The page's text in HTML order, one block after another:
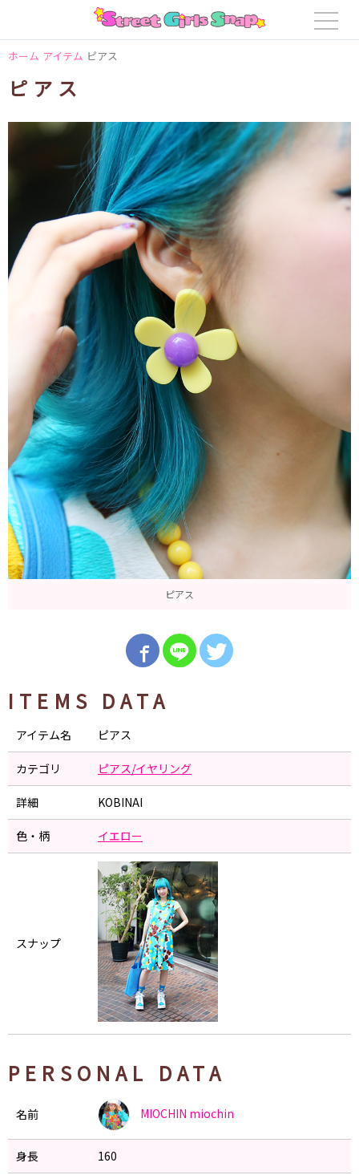
ホーム アイテム ピアス
ピアス
ピアス
ITEMS DATA
アイテム名 ピアス
カテゴリ ピアス/イヤリング
詳細 KOBINAI
色・柄 イエロー
スナップ
PERSONAL DATA
名前 MIOCHIN miochin
身長 160